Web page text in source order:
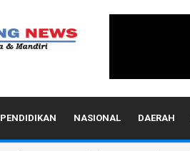
PENDIDIKAN NASIONAL DAERAH